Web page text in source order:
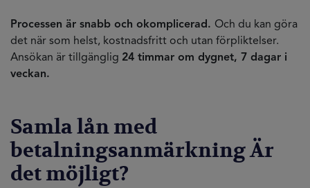
Processen är snabb och okomplicerad. Och du kan göra
det när som helst, kostnadsfritt och utan förpliktelser.
Ansökan är tillgänglig 24 timmar om dygnet, 7 dagar i
veckan.
Samla lån med
betalningsanmärkning Är
det möjligt?